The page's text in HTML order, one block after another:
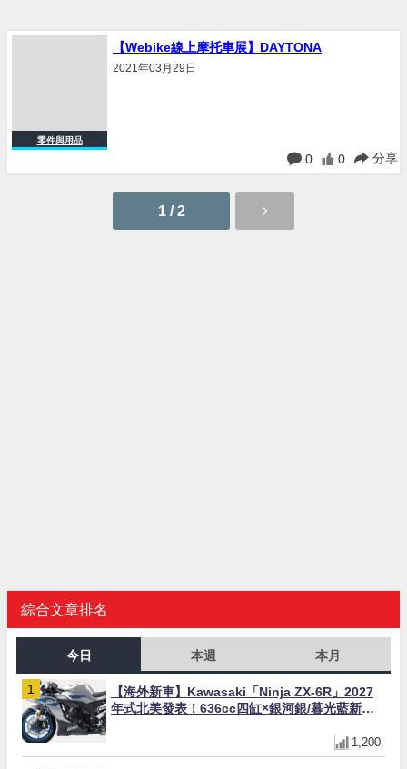
零件與用品
【Webike線上摩托車展】DAYTONA
2021年03月29日
0 0 分享
1 / 2
綜合文章排名
今日 本週 本月
【海外新車】Kawasaki「Ninja ZX-6R」2027
年式北美發表！636cc四缸×銀河銀/暮光藍新色
1,200